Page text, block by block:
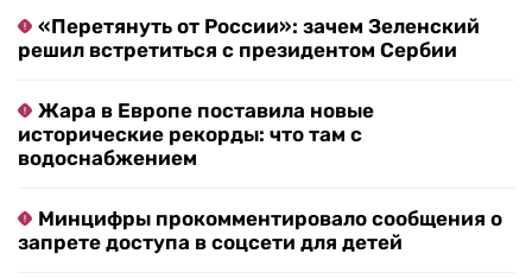
«Перетянуть от России»: зачем Зеленский
решил встретиться с президентом Сербии
Жара в Европе поставила новые
исторические рекорды: что там с
водоснабжением
Минцифры прокомментировало сообщения о
запрете доступа в соцсети для детей